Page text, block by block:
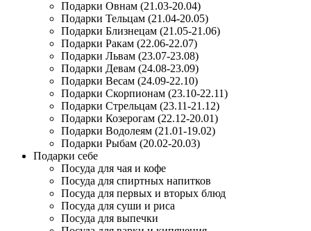
Подарки Овнам (21.03-20.04)
Подарки Тельцам (21.04-20.05)
Подарки Близнецам (21.05-21.06)
Подарки Ракам (22.06-22.07)
Подарки Львам (23.07-23.08)
Подарки Девам (24.08-23.09)
Подарки Весам (24.09-22.10)
Подарки Скорпионам (23.10-22.11)
Подарки Стрельцам (23.11-21.12)
Подарки Козерогам (22.12-20.01)
Подарки Водолеям (21.01-19.02)
Подарки Рыбам (20.02-20.03)
Подарки себе
Посуда для чая и кофе
Посуда для спиртных напитков
Посуда для первых и вторых блюд
Посуда для суши и риса
Посуда для выпечки